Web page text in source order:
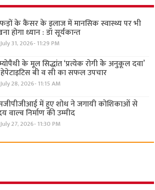
के कैंसर के इलाज में मानसिक स्वास्थ्य पर भी
होगा ध्यान : डॉ सूर्यकान्त
July 31, 2026- 11:29 PM
के मूल सिद्धांत ‘प्रत्येक रोगी केे अनुकूल दवा’
बी व सी का सफल उपचार
July 28, 2026- 11:15 AM
में हुए शोध ने जगायी कोशिकाओं से
वाल्व निर्माण की उम्मीद
July 27, 2026- 11:30 PM